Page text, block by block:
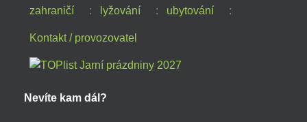
zahraničí : lyžování : ubytování :
Kontakt / provozovatel
Nevíte kam dál?